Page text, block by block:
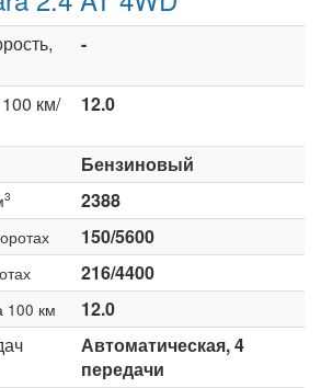
-
км/
12.0
Бензиновый
3
2388
150/5600
216/4400
100 км
12.0
Автоматическая, 4
передачи